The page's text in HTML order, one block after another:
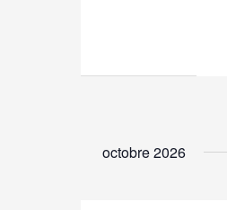
octobre 2026